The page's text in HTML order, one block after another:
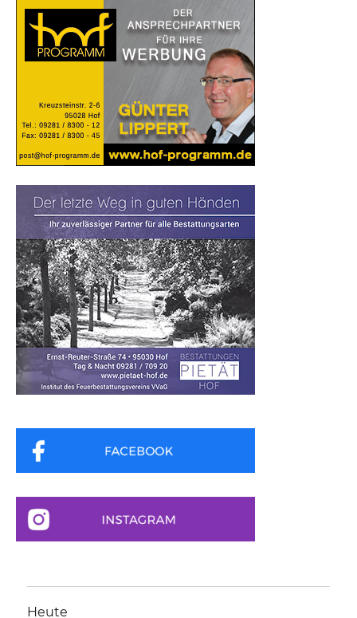
Heute